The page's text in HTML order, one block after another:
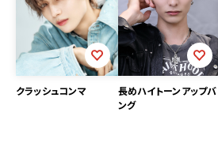
クラッシュコンマ
長めハイトーンアップバ
ング